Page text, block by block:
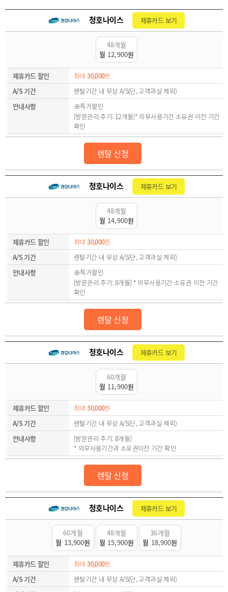
청호나이스 제휴카드 보기
48개월
월 12,900원
제휴카드 할인 최대30,000원
A/S 기간
렌탈기간 내 무상 A/S(단, 고객과실 제외)
안내사항
※특가할인
[방문관리 주기: 12개월]* 의무사용기간 소유권 이전 기간
확인
렌탈 신청
청호나이스 제휴카드 보기
48개월
월 14,900원
제휴카드 할인 최대30,000원
A/S 기간
렌탈기간 내 무상 A/S(단, 고객과실 제외)
안내사항
※특가할인
[방문관리 주기: 8개월] * 의무사용기간 소유권 이전 기간
확인
렌탈 신청
청호나이스 제휴카드 보기
60개월
월 11,900원
제휴카드 할인 최대30,000원
A/S 기간
렌탈기간 내 무상 A/S(단, 고객과실 제외)
안내사항
[방문관리 주기: 8개월]
* 의무사용기간과 소유권이전 기간 확인
렌탈 신청
청호나이스 제휴카드 보기
60개월
월 13,900원
48개월
월 15,900원
36개월
월 18,900원
제휴카드 할인 최대30,000원
A/S 기간
렌탈기간 내 무상 A/S(단, 고객과실 제외)